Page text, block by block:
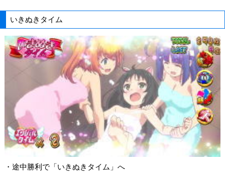
いきぬきタイム
・途中勝利で「いきぬきタイム」へ